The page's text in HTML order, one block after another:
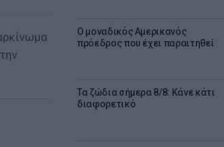
Ο μοναδικός Αμερικανός
πρόεδρος που έχει παραιτηθεί
Τα ζώδια σήμερα 8/8: Κάνε κάτι
διαφορετικό